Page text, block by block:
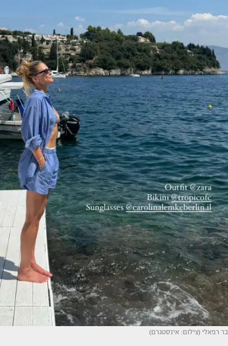
בר רפאלי (צילום: אינסטגרם)